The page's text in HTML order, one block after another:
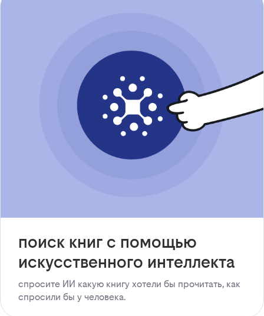
поиск книг с помощью
искусственного интеллекта
спросите ИИ какую книгу хотели бы прочитать, как
спросили бы у человека.